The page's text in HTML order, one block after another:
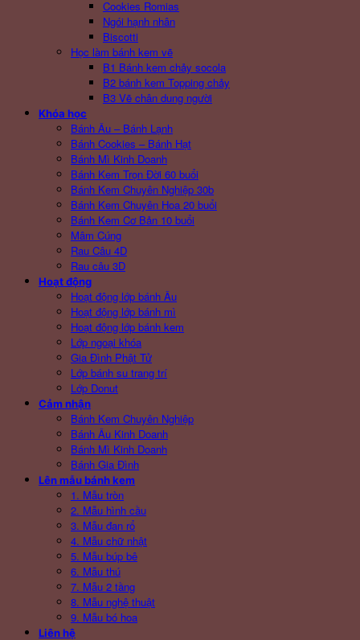
Cookies Romias
Ngói hạnh nhân
Biscotti
Học làm bánh kem vẽ
B1 Bánh kem chảy socola
B2 bánh kem Topping chảy
B3 Vẽ chân dung người
Khóa học
Bánh Âu – Bánh Lạnh
Bánh Cookies – Bánh Hạt
Bánh Mì Kinh Doanh
Bánh Kem Trọn Đời 60 buổi
Bánh Kem Chuyên Nghiệp 30b
Bánh Kem Chuyên Hoa 20 buổi
Bánh Kem Cơ Bản 10 buổi
Mâm Cúng
Rau Câu 4D
Rau câu 3D
Hoạt động
Hoạt động lớp bánh Âu
Hoạt động lớp bánh mì
Hoạt động lớp bánh kem
Lớp ngoại khóa
Gia Đình Phật Tử
Lớp bánh su trang trí
Lớp Donut
Cảm nhận
Bánh Kem Chuyên Nghiệp
Bánh Âu Kinh Doanh
Bánh Mì Kinh Doanh
Bánh Gia Đình
Lên mẫu bánh kem
1. Mẫu tròn
2. Mẫu hình cầu
3. Mẫu đan rổ
4. Mẫu chữ nhật
5. Mẫu búp bê
6. Mẫu thú
7. Mẫu 2 tầng
8. Mẫu nghệ thuật
9. Mẫu bó hoa
Liên hệ